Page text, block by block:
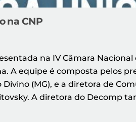
na CNP
na IV Câmara
A equipe é composta pelos
Divino (MG), e a diretora de
A diretora do Decomp